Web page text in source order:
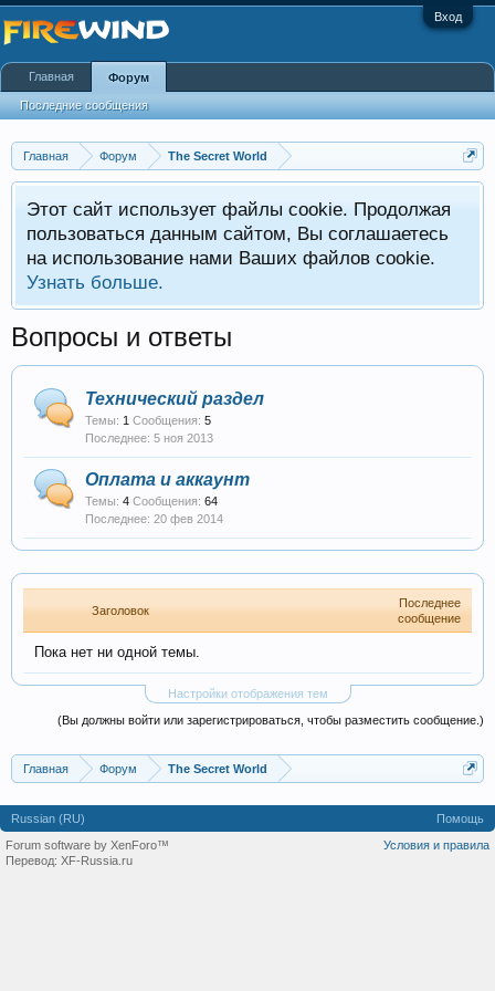
Вход
Главная Форум The Secret World
Этот сайт использует файлы cookie. Продолжая
пользоваться данным сайтом, Вы соглашаетесь
на использование нами Ваших файлов cookie.
Узнать больше.
Вопросы и ответы
Технический раздел
Темы: 1 Сообщения: 5
5 ноя 2013
Оплата и аккаунт
Темы: 4 Сообщения: 64
20 фев 2014
Заголовок
Последнее
сообщение
Пока нет ни одной темы.
Настройки отображения тем
(Вы должны войти или зарегистрироваться, чтобы разместить сообщение.)
Главная Форум The Secret World
Главная Форум
Последние сообщения
Russian (RU)
Помощь
Условия и правила
Forum software by XenForo™
Перевод: XF-Russia.ru